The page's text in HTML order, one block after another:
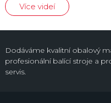
Více videí
Dodáváme kvalitní obalový
profesionální balící stroje a
servis.